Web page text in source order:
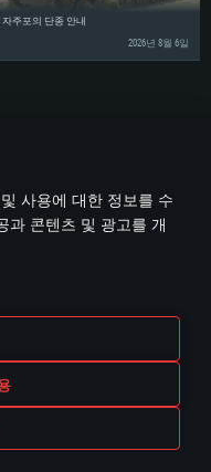
사용에 대한 정보를 수
과 콘텐츠 및 광고를 개
자주포의 단종 안내
2026년 8월 6일
쿠키 설정
지금 플레이!